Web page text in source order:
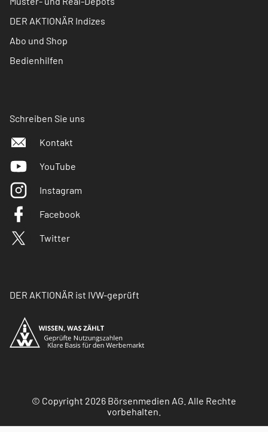
DER AKTIONÄR Indizes
Abo und Shop
Bedienhilfen
Schreiben Sie uns
Kontakt
YouTube
Instagram
Facebook
Twitter
DER AKTIONÄR ist IVW-geprüft
© Copyright 2026 Börsenmedien AG. Alle Rechte
vorbehalten.